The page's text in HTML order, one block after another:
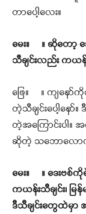
တာပေါ့လေး။
မေး။ ။ ဆိုတော့
သီချင်းလည်း ကယန်
ဖြေ။ ။ ကျနေ
တဲ့သီချင်းပေါ့နော်
တဲ့အကြောင်းပါ။
ဆိုတဲ့ သဘောလောက်
မေး။ ။ဒေးဗစ်
ကယန်းသီချင်း၊ မ
ဒီသီချင်းတွေထဲမှာ